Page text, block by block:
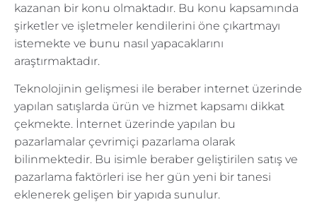
kazanan bir konu olmaktadır. Bu konu kapsamında
şirketler ve işletmeler kendilerini öne çıkartmayı
istemekte ve bunu nasıl yapacaklarını
araştırmaktadır.
Teknolojinin gelişmesi ile beraber internet üzerinde
yapılan satışlarda ürün ve hizmet kapsamı dikkat
çekmekte. İnternet üzerinde yapılan bu
pazarlamalar çevrimiçi pazarlama olarak
bilinmektedir. Bu isimle beraber geliştirilen satış ve
pazarlama faktörleri ise her gün yeni bir tanesi
eklenerek gelişen bir yapıda sunulur.